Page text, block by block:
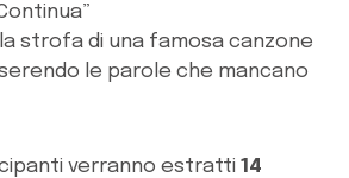
strofa di una famosa canzone
le parole che mancano
verranno estratti 14